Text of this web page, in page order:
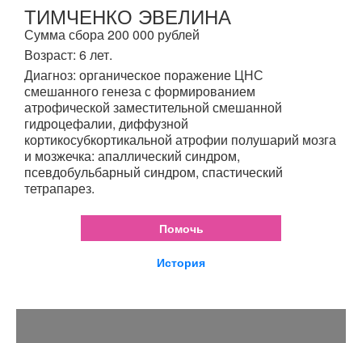
ТИМЧЕНКО ЭВЕЛИНА
Сумма сбора 200 000 рублей
Возраст: 6 лет.
Диагноз: органическое поражение ЦНС
смешанного генеза с формированием
атрофической заместительной смешанной
гидроцефалии, диффузной
кортикосубкортикальной атрофии полушарий мозга
и мозжечка: апаллический синдром,
псевдобульбарный синдром, спастический
тетрапарез.
Помочь
История